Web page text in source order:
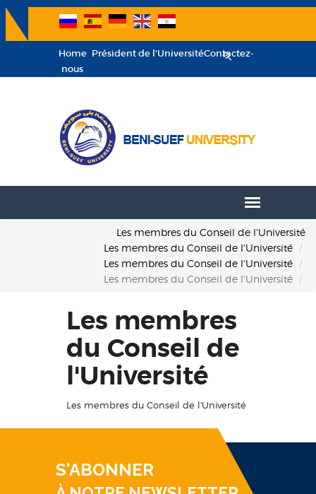
Home Président de l'UniversitéContactez-
nous
Les membres du Conseil de l'Université
Les membres du Conseil de l'Université
Les membres du Conseil de l'Université
Les membres du Conseil de l'Université
Les membres
du Conseil de
l'Université
Les membres du Conseil de l'Université
S'ABONNER